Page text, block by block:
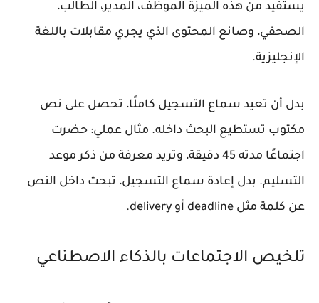
يستفيد من هذه الميزة الموظف، المدير، الطالب،
الصحفي، وصانع المحتوى الذي يجري مقابلات باللغة
الإنجليزية.
بدل أن تعيد سماع التسجيل كاملًا، تحصل على نص
مكتوب تستطيع البحث داخله. مثال عملي: حضرت
اجتماعًا مدته 45 دقيقة، وتريد معرفة من ذكر موعد
التسليم. بدل إعادة سماع التسجيل، تبحث داخل النص
عن كلمة مثل deadline أو delivery.
تلخيص الاجتماعات بالذكاء الاصطناعي